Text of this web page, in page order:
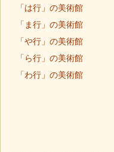
「は行」の美術館
「ま行」の美術館
「や行」の美術館
「ら行」の美術館
「わ行」の美術館